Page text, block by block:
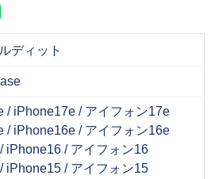
ディット
/ iPhone17e / アイフォン17e
/ iPhone16e / アイフォン16e
iPhone16 / アイフォン16
iPhone15 / アイフォン15